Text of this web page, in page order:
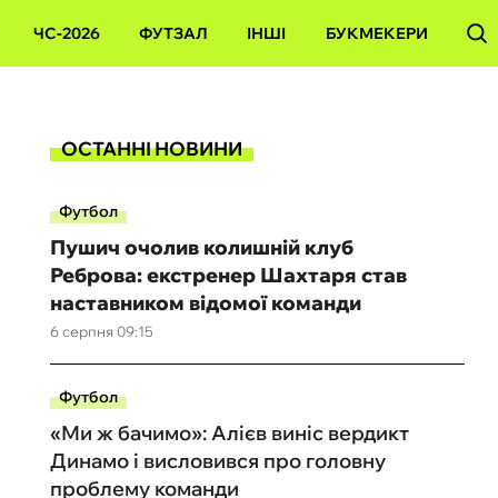
ЧС-2026 ФУТЗАЛ ІНШІ БУКМЕКЕРИ
ОСТАННІ НОВИНИ
Футбол
6 серпня 09:15
Пушич очолив колишній клуб
Реброва: екстренер Шахтаря став
наставником відомої команди
Футбол
«Ми ж бачимо»: Алієв виніс вердикт
Динамо і висловився про головну
проблему команди